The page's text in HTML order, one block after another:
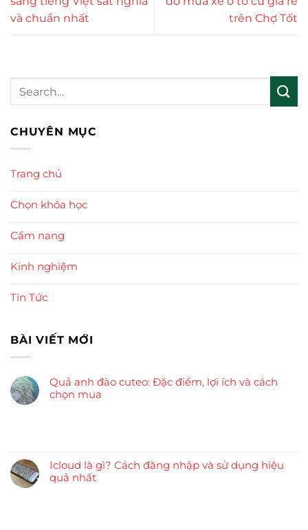
và chuẩn nhất
trên Chợ Tốt
CHUYÊN MỤC
Trang chủ
Chọn khóa học
Cẩm nang
Kinh nghiệm
Tin Tức
BÀI VIẾT MỚI
Quả anh đào cuteo: Đặc điểm, lợi ích và cách
chọn mua
Icloud là gì? Cách đăng nhập và sử dụng hiệu
quả nhất